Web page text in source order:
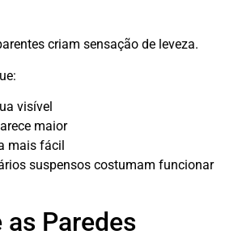
criam sensação de leveza.
visível
maior
mais fácil
suspensos costumam funcionar
Paredes